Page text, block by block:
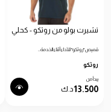
تشيرت بولو من روثكو - كحلي
قميص "روثكو" للأداء أثناء الخدمة…
روثكو
يبدأ من
13.500د.ك